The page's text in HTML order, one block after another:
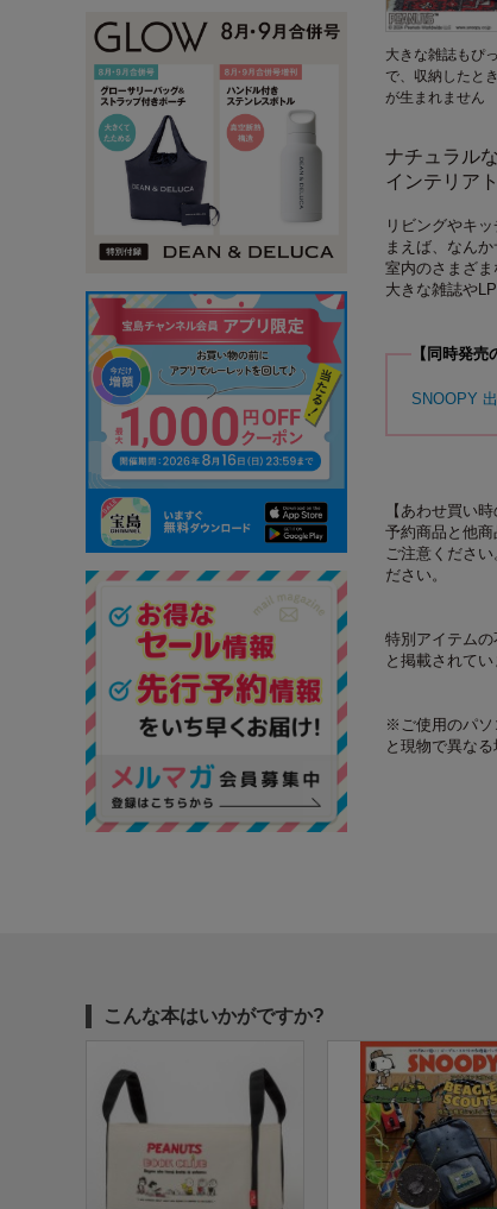
大きな雑誌もぴ
で、収納したと
が生まれません
ナチュラル
インテリア
リビングやキ
まえば、なんか
室内のさまざま
大きな雑誌や
【同時発売
SNOOPY
【あわせ買い
予約商品と他
ご注意くださ
ださい。
特別アイテム
と掲載されて
※ご使用のパソ
と現物で異なる
こんな本はいかがですか?